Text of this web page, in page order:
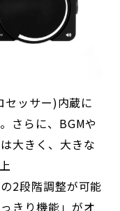
セッサー)内蔵に
さらに、BGMや
大きく、大きな
2段階調整が可能
きり機能」がオ